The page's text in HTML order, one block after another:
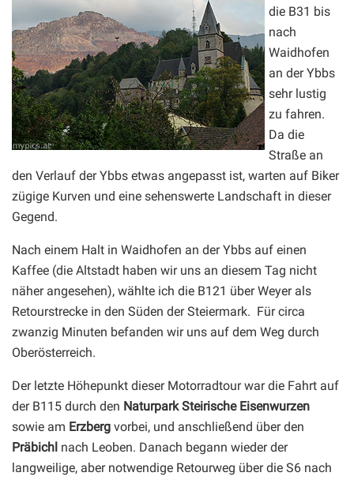
die B31 bis
nach
Waidhofen
an der Ybbs
sehr lustig
zu fahren.
Da die
Straße an
den Verlauf der Ybbs etwas angepasst ist, warten auf Biker
zügige Kurven und eine sehenswerte Landschaft in dieser
Gegend.
Nach einem Halt in Waidhofen an der Ybbs auf einen
Kaffee (die Altstadt haben wir uns an diesem Tag nicht
näher angesehen), wählte ich die B121 über Weyer als
Retourstrecke in den Süden der Steiermark. Für circa
zwanzig Minuten befanden wir uns auf dem Weg durch
Oberösterreich.
Der letzte Höhepunkt dieser Motorradtour war die Fahrt auf
der B115 durch den Naturpark Steirische Eisenwurzen
sowie am Erzberg vorbei, und anschließend über den
Präbichl nach Leoben. Danach begann wieder der
langweilige, aber notwendige Retourweg über die S6 nach